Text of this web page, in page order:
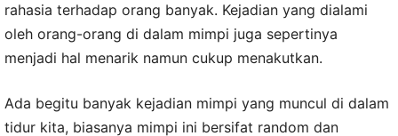
rahasia terhadap orang banyak. Kejadian yang dialami
oleh orang-orang di dalam mimpi juga sepertinya
menjadi hal menarik namun cukup menakutkan.
Ada begitu banyak kejadian mimpi yang muncul di dalam
tidur kita, biasanya mimpi ini bersifat random dan